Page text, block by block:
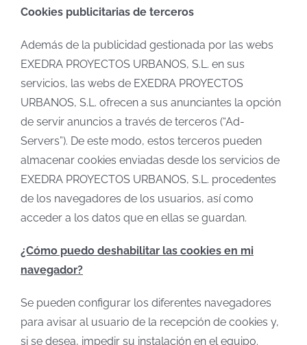
Cookies publicitarias de terceros
Además de la publicidad gestionada por las webs
EXEDRA PROYECTOS URBANOS, S.L. en sus
servicios, las webs de EXEDRA PROYECTOS
URBANOS, S.L. ofrecen a sus anunciantes la opción
de servir anuncios a través de terceros (“Ad-
Servers”). De este modo, estos terceros pueden
almacenar cookies enviadas desde los servicios de
EXEDRA PROYECTOS URBANOS, S.L. procedentes
de los navegadores de los usuarios, así como
acceder a los datos que en ellas se guardan.
¿Cómo puedo deshabilitar las cookies en mi
navegador?
Se pueden configurar los diferentes navegadores
para avisar al usuario de la recepción de cookies y,
si se desea, impedir su instalación en el equipo.